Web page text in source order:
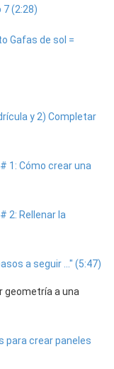
(2:28)
Gafas de sol =
y 2) Completar
1: Cómo crear una
2: Rellenar la
a seguir ..." (5:47)
geometría a una
para crear paneles